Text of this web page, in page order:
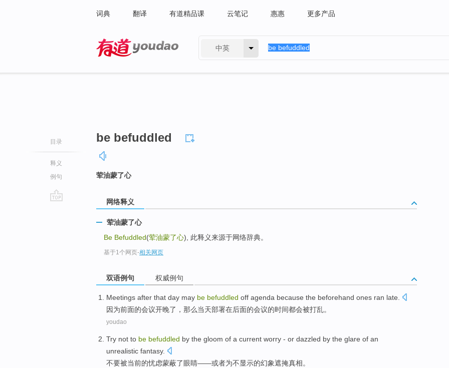
词典 翻译 有道精品课 云笔记 惠惠 更多产品
中英
目录
释义
例句
be befuddled
荤油蒙了心
网络释义
荤油蒙了心
Be Befuddled(荤油蒙了心), 此释义来源于网络辞典。
基于1个网页-相关网页
双语例句 权威例句
Meetings after that day may be befuddled off agenda because the beforehand ones ran late.
因为前面的会议开晚了 ，那么当天部署在后面的会议的时间都会被打乱。
youdao
Try not to be befuddled by the gloom of a current worry - or dazzled by the glare of an
unrealistic fantasy.
不要被当前的忧虑蒙蔽了眼睛——或者为不显示的幻象遮掩真相。